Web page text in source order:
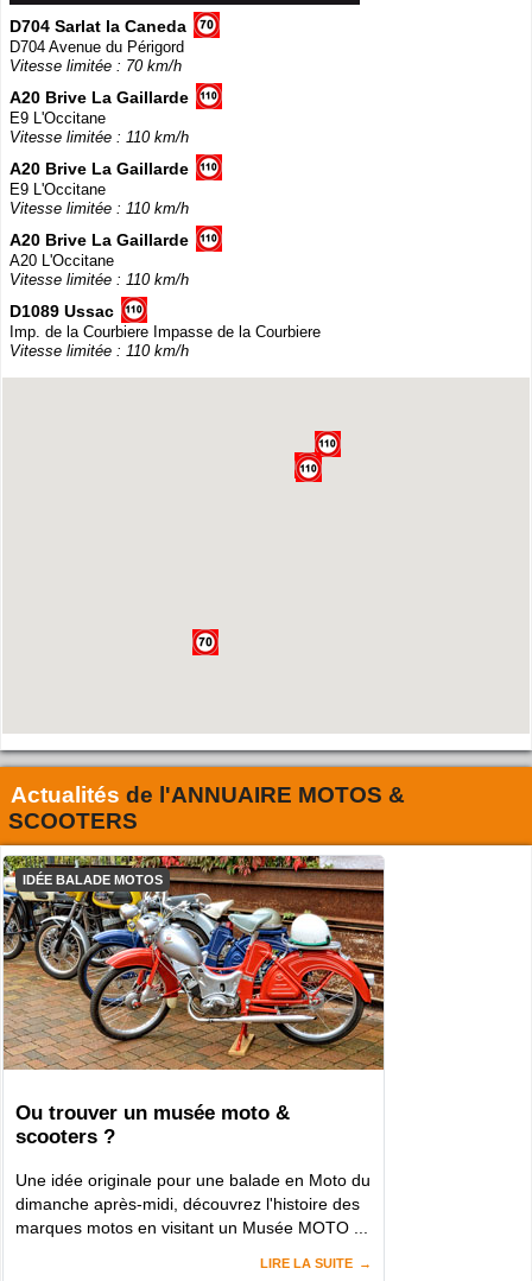
D704 Sarlat la Caneda
D704 Avenue du Périgord
Vitesse limitée : 70 km/h
A20 Brive La Gaillarde
E9 L'Occitane
Vitesse limitée : 110 km/h
A20 Brive La Gaillarde
E9 L'Occitane
Vitesse limitée : 110 km/h
A20 Brive La Gaillarde
A20 L'Occitane
Vitesse limitée : 110 km/h
D1089 Ussac
Imp. de la Courbiere Impasse de la Courbiere
Vitesse limitée : 110 km/h
Actualités de l'ANNUAIRE MOTOS &
SCOOTERS
IDÉE BALADE MOTOS
Ou trouver un musée moto &
scooters ?
Une idée originale pour une balade en Moto du
dimanche après-midi, découvrez l'histoire des
marques motos en visitant un Musée MOTO ...
LIRE LA SUITE